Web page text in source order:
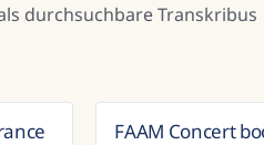
durchsuchbare Transkribus
Kanada FAAM Concert